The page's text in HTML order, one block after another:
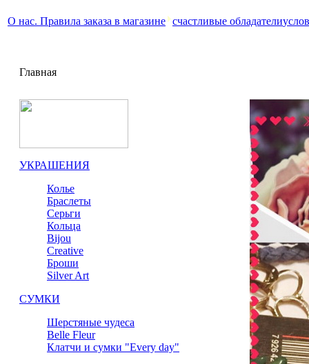
О нас. Правила заказа в магазине счастливые обладатели
Главная
УКРАШЕНИЯ
Колье
Браслеты
Серьги
Кольца
Bijou
Сreative
Броши
Silver Art
СУМКИ
Шерстяные чудеса
Belle Fleur
Клатчи и сумки "Every day"